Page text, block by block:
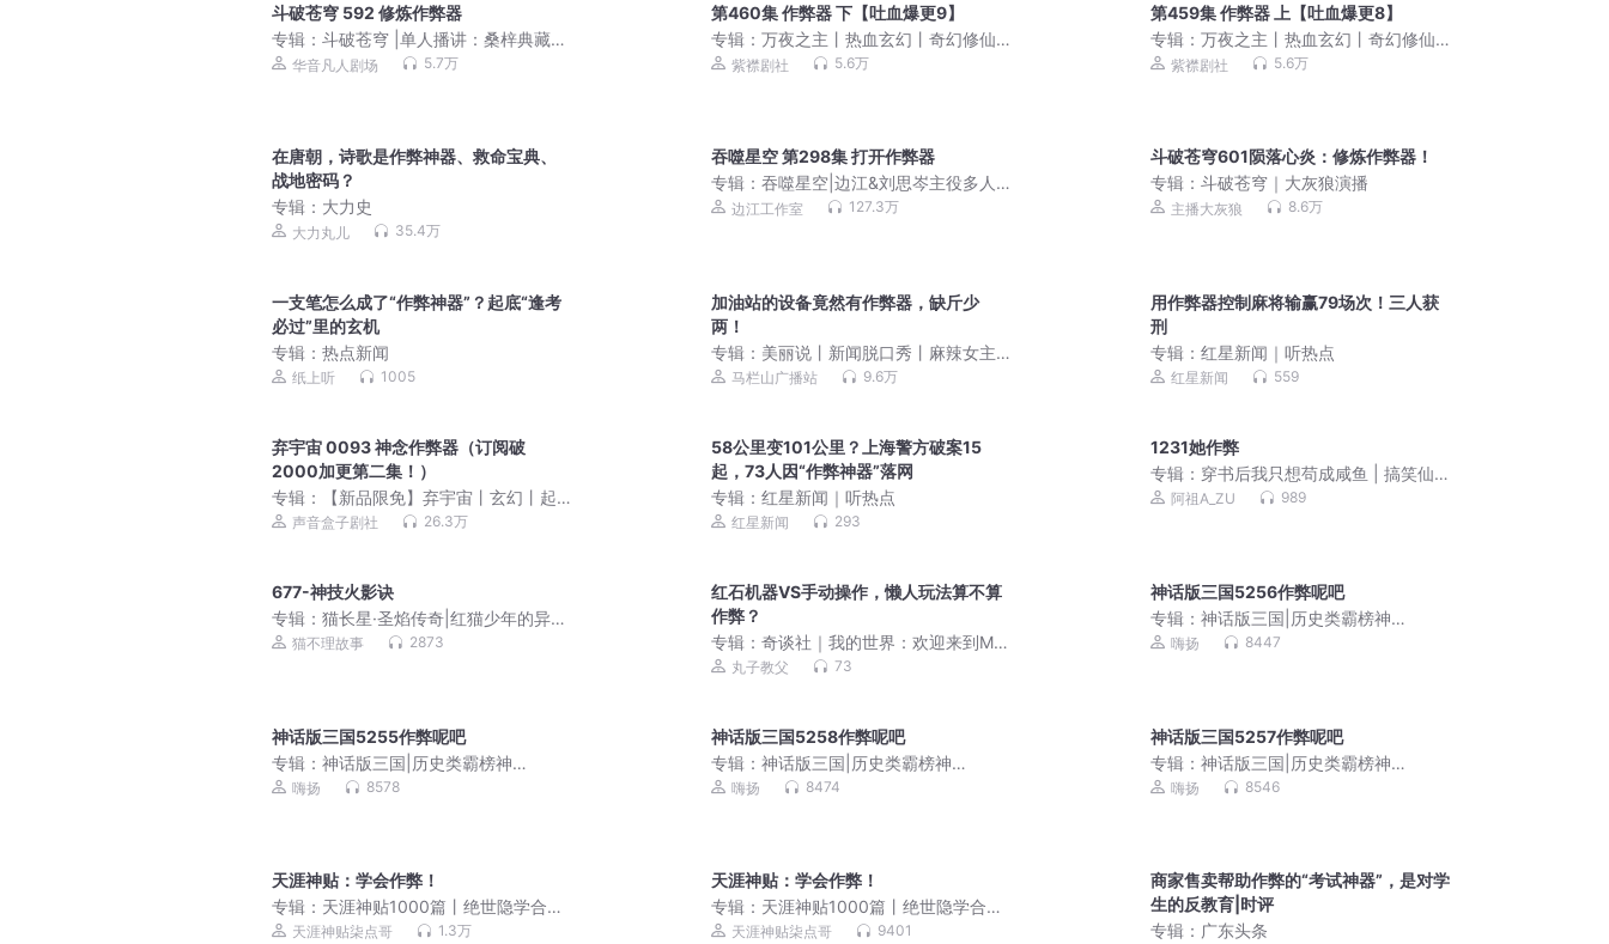
斗破苍穹 592 修炼作弊器
专辑： 斗破苍穹 |单人播讲：桑梓典藏完
整版丨王者归来
华音凡人剧场 5.7万
第460集 作弊器 下【吐血爆更9】
专辑：万夜之主丨热血玄幻丨奇幻修仙
丨紫襟剧社制作|多人有声剧
紫襟剧社 5.6万
第459集 作弊器 上【吐血爆更8】
专辑：万夜之主丨热血玄幻丨奇幻修仙
丨紫襟剧社制作|多人有声剧
紫襟剧社 5.6万
在唐朝，诗歌是作弊神器、救命宝典、
战地密码？
专辑： 大力史
大力丸儿 35.4万
吞噬星空 第298集 打开作弊器
专辑：吞噬星空|边江&刘思岑主役多人
有声剧|我吃西红柿
边江工作室 127.3万
斗破苍穹601陨落心炎：修炼作弊器！
专辑：斗破苍穹｜大灰狼演播
主播大灰狼 8.6万
一支笔怎么成了“作弊神器”？起底“逢考
必过”里的玄机
专辑： 热点新闻
纸上听 1005
加油站的设备竟然有作弊器，缺斤少
两！
专辑： 美丽说丨新闻脱口秀丨麻辣女主
播 马栏山广播站 9.6万
用作弊器控制麻将输赢79场次！三人获
刑
专辑：红星新闻｜听热点
红星新闻 559
弃宇宙 0093 神念作弊器（订阅破
2000加更第二集！）
专辑：
【新品限免】弃宇宙丨玄幻丨起
点白金作家鹅是老五最新作
声音盒子剧社 26.3万
58公里变101公里？上海警方破案15
起，73人因“作弊神器”落网
专辑：红星新闻｜听热点
红星新闻 293
1231她作弊
专辑： 穿书后我只想苟成咸鱼 | 搞笑仙
侠无CP真人免费
阿祖A_ZU 989
677-神技火影诀
专辑： 猫长星·圣焰传奇|红猫少年的异能
觉醒|猫不理故事
猫不理故事 2873
红石机器VS手动操作，懒人玩法算不算
作弊？
专辑：奇谈社｜我的世界：欢迎来到MC
聊天室｜从脑洞开始
丸子教父 73
神话版三国5256作弊呢吧
专辑：神话版三国|历史类霸榜神
作|4000万人追读|嗨扬领衔有声剧
嗨扬 8447
神话版三国5255作弊呢吧
专辑： 神话版三国|历史类霸榜神
作|4000万人追读|嗨扬领衔有声剧
嗨扬 8578
神话版三国5258作弊呢吧
专辑：神话版三国|历史类霸榜神
作|4000万人追读|嗨扬领衔有声剧
嗨扬 8474
神话版三国5257作弊呢吧
专辑：神话版三国|历史类霸榜神
作|4000万人追读|嗨扬领衔有声剧
嗨扬 8546
天涯神贴：学会作弊！
专辑： 天涯神贴1000篇丨绝世隐学合集
丨每日更新
天涯神贴柒点哥 1.3万
天涯神贴：学会作弊！
专辑： 天涯神贴1000篇丨绝世隐学合集
V：qdg6888
天涯神贴柒点哥 9401
商家售卖帮助作弊的“考试神器”，是对学
生的反教育|时评
专辑： 广东头条